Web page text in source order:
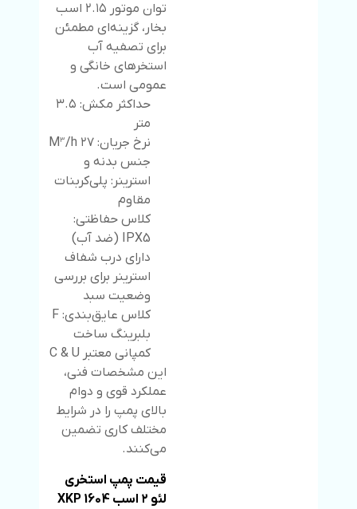
توان موتور ۲.۱۵ اسب
بخار، گزینه‌ای مطمئن
برای تصفیه آب
استخرهای خانگی و
عمومی است.
حداکثر مکش: ۳.۵
متر
نرخ جریان: ۲۷ M³/h
جنس بدنه و
استرینر: پلی‌کربنات
مقاوم
کلاس حفاظتی:
IPX5 (ضد آب)
دارای درب شفاف
استرینر برای بررسی
وضعیت سبد
کلاس عایق‌بندی: F
بلبرینگ ساخت
کمپانی معتبر C & U
این مشخصات فنی،
عملکرد قوی و دوام
بالای پمپ را در شرایط
مختلف کاری تضمین
می‌کنند.
قیمت پمپ استخری
لئو ۲ اسب XKP 1604